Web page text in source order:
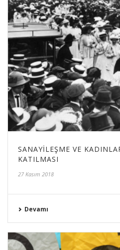
SANAYILEŞME VE
KATILMASI
27 Kasım 2018
Devamı